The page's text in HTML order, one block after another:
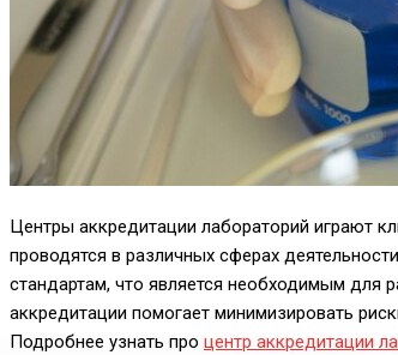
Центры аккредитации лабораторий играют
проводятся в различных сферах
стандартам, что является необходимым для
аккредитации помогает минимизировать
Подробнее узнать про центр аккредитации